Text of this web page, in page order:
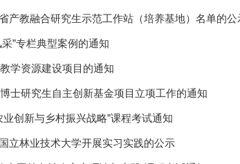
产教融合研究生示范工作站（培养基地）名单的公
”专栏典型案例的通知
学资源建设项目的通知
士研究生自主创新基金项目立项工作的通知
业创新与乡村振兴战略”课程考试通知
立林业技术大学开展实习实践的公示